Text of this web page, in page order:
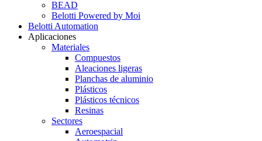
BEAD
Belotti Powered by Moi
Belotti Automation
Aplicaciones
Materiales
Compuestos
Aleaciones ligeras
Planchas de aluminio
Plásticos
Plásticos técnicos
Resinas
Sectores
Aeroespacial